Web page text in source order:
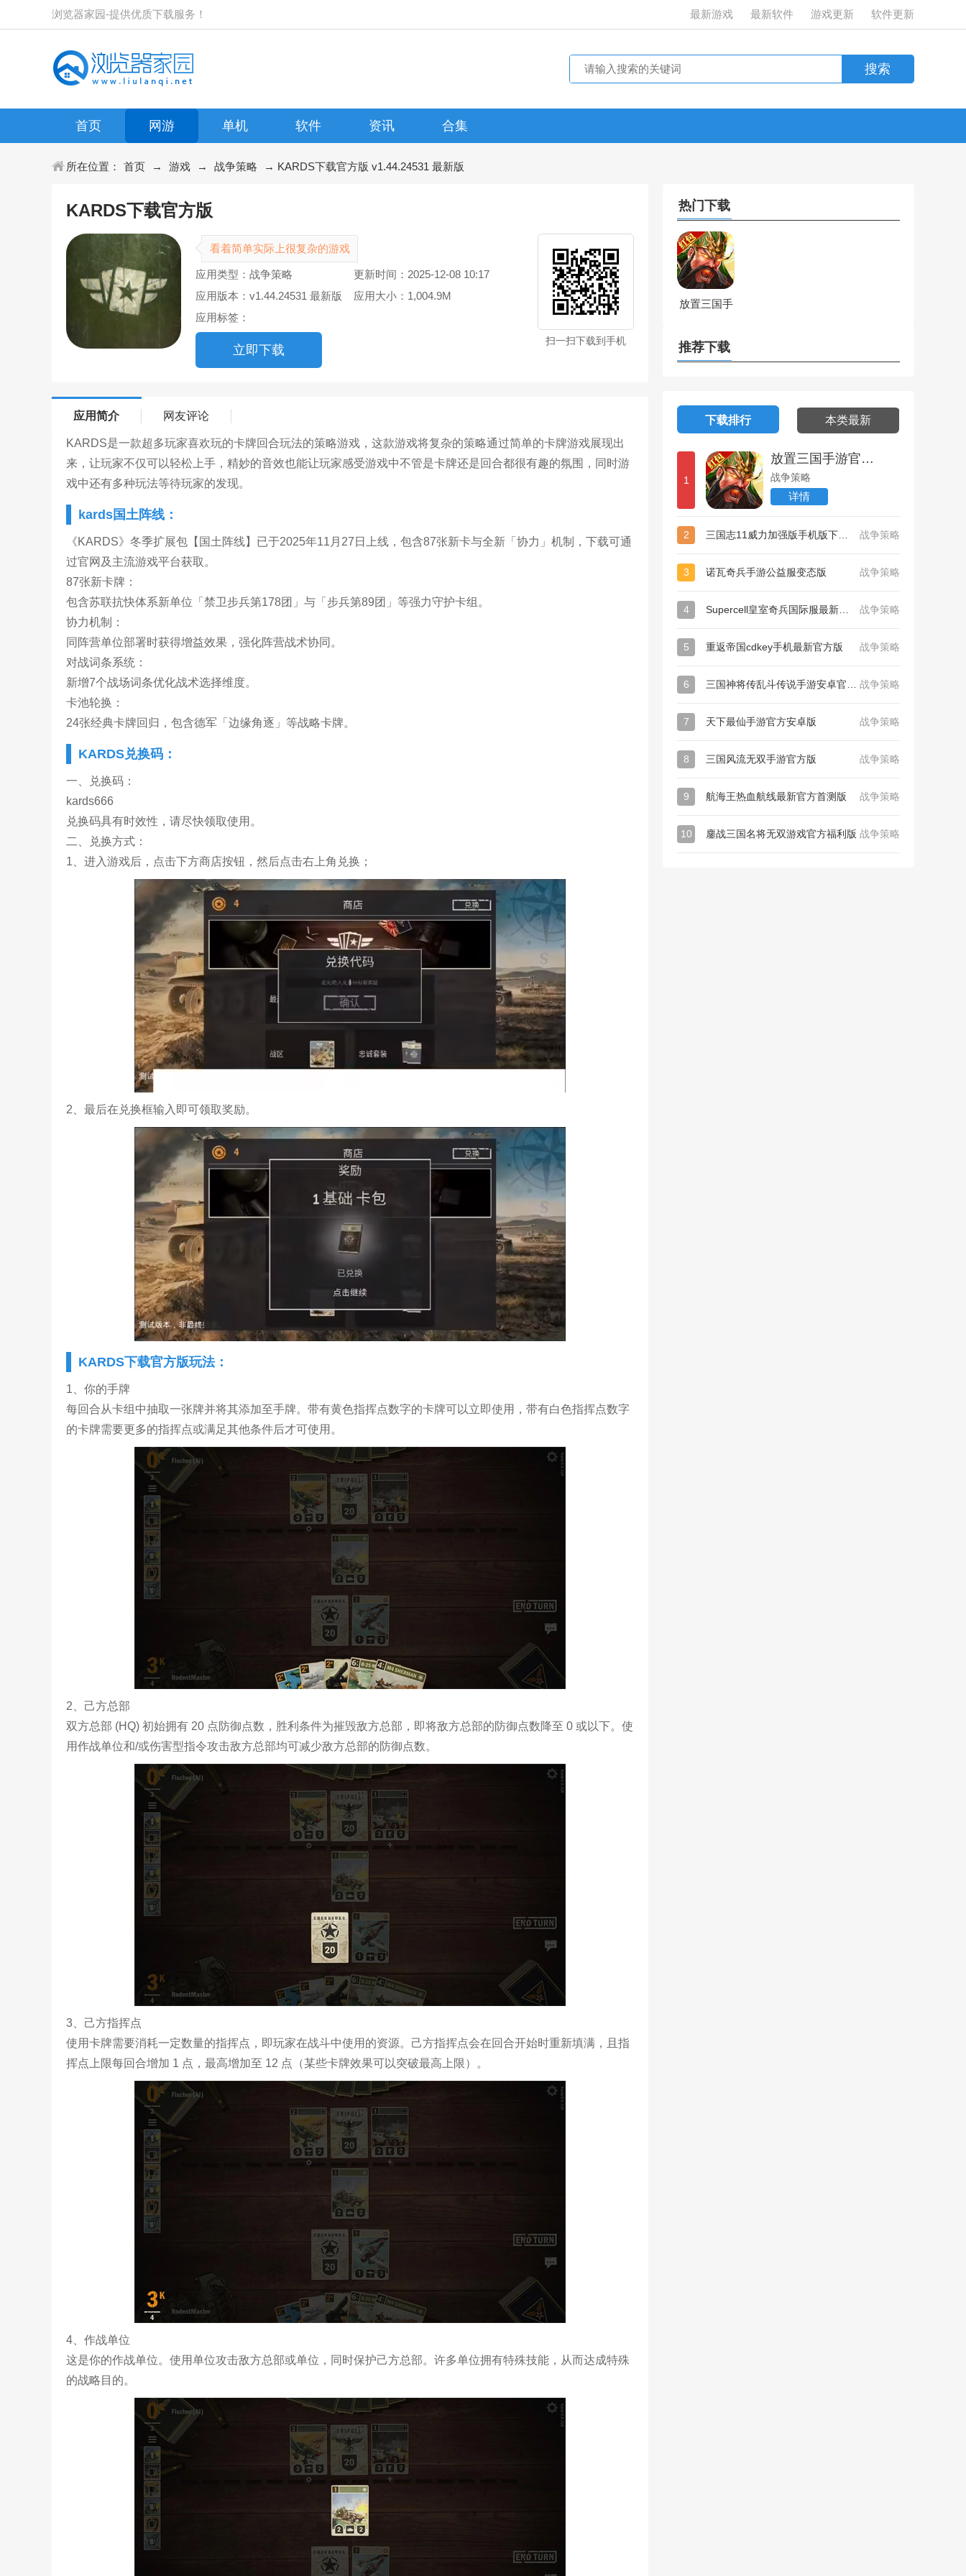
浏览器家园-提供优质下载服务！ 最新游戏 最新软件 游戏更新 软件更新
首页 网游 单机 软件 资讯 合集
所在位置： 首页 → 游戏 → 战争策略 → KARDS下载官方版 v1.44.24531 最新版
KARDS下载官方版
看着简单实际上很复杂的游戏
应用类型：战争策略
更新时间：2025-12-08 10:17
应用版本：v1.44.24531 最新版
应用大小：1,004.9M
应用标签：
立即下载
扫一扫下载到手机
应用简介 网友评论
KARDS是一款超多玩家喜欢玩的卡牌回合玩法的策略游戏，这款游戏将复杂的策略通过简单的卡牌游戏展现出
来，让玩家不仅可以轻松上手，精妙的音效也能让玩家感受游戏中不管是卡牌还是回合都很有趣的氛围，同时游
戏中还有多种玩法等待玩家的发现。
kards国土阵线：
‌《KARDS》冬季扩展包‌【国土阵线】已于2025年11月27日上线，包含87张新卡与全新「协力」机制，下载可通
过官网及主流游戏平台获取。
87张新卡牌‌：
包含苏联抗快体系新单位‌「禁卫步兵第178团」与‌「步兵第89团」等强力守护卡组。‌‌
‌‌协力机制‌：
同阵营单位部署时获得增益效果，强化阵营战术协同。‌‌
‌‌对战词条系统‌：
新增7个战场词条优化战术选择维度。‌‌
‌卡池轮换‌：
24张经典卡牌回归，包含德军‌「边缘角逐」等战略卡牌。‌‌
KARDS兑换码：
一、兑换码：
kards666
兑换码具有时效性，请尽快领取使用。
二、兑换方式：
1、进入游戏后，点击下方商店按钮，然后点击右上角兑换；
2、最后在兑换框输入即可领取奖励。
KARDS下载官方版玩法：
1、你的手牌
每回合从卡组中抽取一张牌并将其添加至手牌。带有黄色指挥点数字的卡牌可以立即使用，带有白色指挥点数字
的卡牌需要更多的指挥点或满足其他条件后才可使用。
2、己方总部
双方总部 (HQ) 初始拥有 20 点防御点数，胜利条件为摧毁敌方总部，即将敌方总部的防御点数降至 0 或以下。使
用作战单位和/或伤害型指令攻击敌方总部均可减少敌方总部的防御点数。
3、己方指挥点
使用卡牌需要消耗一定数量的指挥点，即玩家在战斗中使用的资源。己方指挥点会在回合开始时重新填满，且指
挥点上限每回合增加 1 点，最高增加至 12 点（某些卡牌效果可以突破最高上限）。
4、作战单位
这是你的作战单位。使用单位攻击敌方总部或单位，同时保护己方总部。许多单位拥有特殊技能，从而达成特殊
的战略目的。
热门下载
放置三国手
推荐下载
下载排行 本类最新
1
放置三国手游官方红包版
战争策略
详情
2 战争策略
3 诺瓦奇兵手游公益服变态版 战争策略
4 战争策略
5 重返帝国cdkey手机最新官方版 战争策略
6 战争策略
7 天下最仙手游官方安卓版 战争策略
8 三国风流无双手游官方版 战争策略
9 航海王热血航线最新官方首测版 战争策略
10 鏖战三国名将无双游戏官方福利版 战争策略